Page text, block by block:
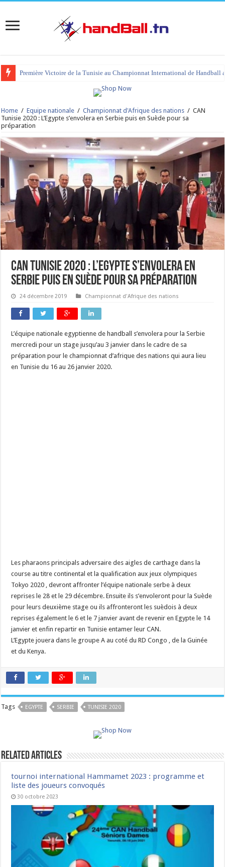
Première Victoire de la Tunisie au Championnat International de Handball
tournoi international Hammamet 2023 : programme et liste des joueurs
Home / Equipe nationale / Championnat d'Afrique des nations / CAN
Tunisie 2020 : L’Egypte s’envolera en Serbie puis en Suède pour sa
préparation
CAN Tunisie 2020 : L’Egypte s’envolera en
Serbie puis en Suède pour sa préparation
24 décembre 2019 Championnat d'Afrique des nations
L’équipe nationale egyptienne de handball s’envolera pour la Serbie
mercredi pour un stage jusqu’au 3 janvier dans le cadre de sa
préparation pour le championnat d’afrique des nations qui aura lieu
en Tunisie du 16 au 26 janvier 2020.
Les pharaons principals adversaire des aigles de carthage dans la
course au titre continental et la qualification aux jeux olympiques
Tokyo 2020 , devront affronter l’équipe nationale serbe à deux
reprises le 28 et le 29 décembre. Ensuite ils s’envoleront pour la Suède
pour leurs deuxième stage ou ils affronteront les suèdois à deux
reprises également le 6 et le 7 janvier avant de revenir en Egypte le 14
janvier et enfin repartir en Tunisie entamer leur CAN.
L’Egypte jouera dans le groupe A au coté du RD Congo , de la Guinée
et du Kenya.
Tags EGYPTE SERBIE TUNISIE 2020
Related Articles
tournoi international Hammamet 2023 : programme et
liste des joueurs convoqués
30 octobre 2023